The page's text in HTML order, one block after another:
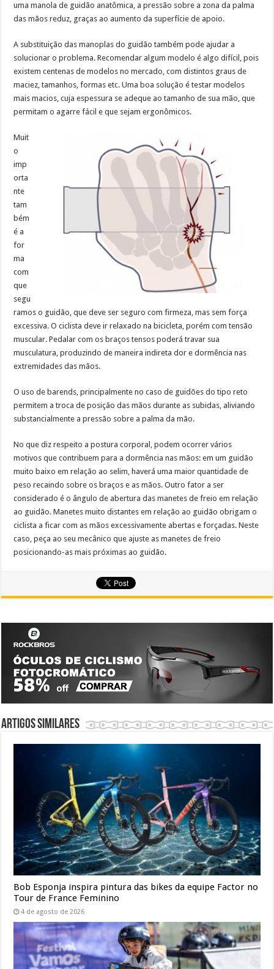
uma manola de guidão anatômica, a pressão sobre a zona da palma
das mãos reduz, graças ao aumento da superfície de apoio.
A substituição das manoplas do guidão também pode ajudar a
solucionar o problema. Recomendar algum modelo é algo difícil, pois
existem centenas de modelos no mercado, com distintos graus de
maciez, tamanhos, formas etc. Uma boa solução é testar modelos
mais macios, cuja espessura se adeque ao tamanho de sua mão, que
permitam o agarre fácil e que sejam ergonômicos.
Muit
o
imp
orta
nte
tam
bém
é a
for
ma
com
que
segu
ramos o guidão, que deve ser seguro com firmeza, mas sem força
excessiva. O ciclista deve ir relaxado na bicicleta, porém com tensão
muscular. Pedalar com os braços tensos poderá travar sua
musculatura, produzindo de maneira indireta dor e dormência nas
extremidades das mãos.
O uso de barends, principalmente no caso de guidões do tipo reto
permitem a troca de posição das mãos durante as subidas, aliviando
substancialmente a pressão sobre a palma da mão.
No que diz respeito a postura corporal, podem ocorrer vários
motivos que contribuem para a dormência nas mãos: em um guidão
muito baixo em relação ao selim, haverá uma maior quantidade de
peso recaindo sobre os braços e as mãos. Outro fator a ser
considerado é o ângulo de abertura das manetes de freio em relação
ao guidão. Manetes muito distantes em relação ao guidão obrigam o
ciclista a ficar com as mãos excessivamente abertas e forçadas. Neste
caso, peça ao seu mecânico que ajuste as manetes de freio
posicionando-as mais próximas ao guidão.
Artigos similares
Bob Esponja inspira pintura das bikes da equipe Factor no
Tour de France Feminino
4 de agosto de 2026